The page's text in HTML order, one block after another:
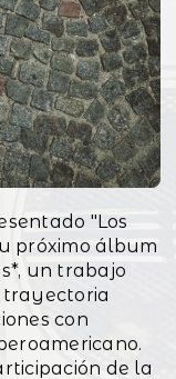
"Los
próximo álbum
un trabajo
trayectoria
con
de la